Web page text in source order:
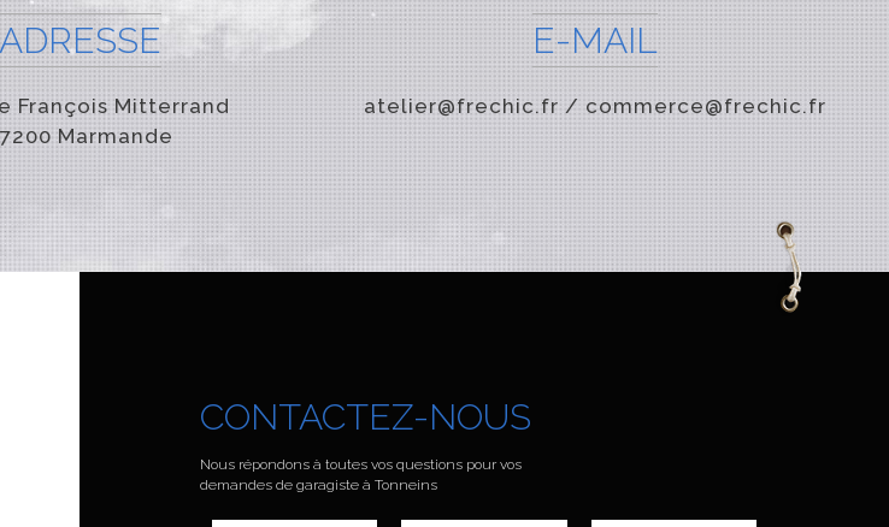
ADRESSE
François Mitterrand
Marmande
E-MAIL
atelier@frechic.fr / commerce@frechic.fr
CONTACTEZ-NOUS
Nous répondons à toutes vos questions pour vos
demandes de garagiste à Tonneins